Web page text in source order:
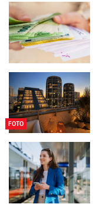
FOTO